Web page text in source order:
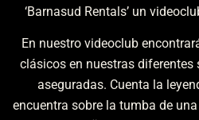
‘Barnasud Rentals’ un
En nuestro videoclub
clásicos en nuestras diferentes
aseguradas. Cuenta la
encuentra sobre la tumba de